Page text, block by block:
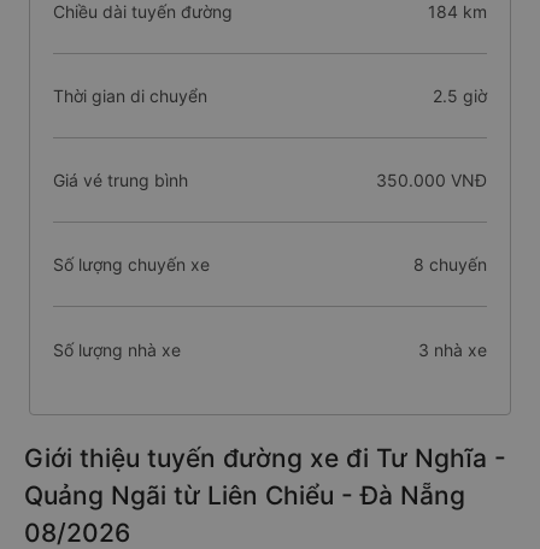
Chiều dài tuyến đường 184 km
Thời gian di chuyển 2.5 giờ
Giá vé trung bình 350.000 VNĐ
Số lượng chuyến xe 8 chuyến
Số lượng nhà xe 3 nhà xe
Giới thiệu tuyến đường xe đi Tư Nghĩa -
Quảng Ngãi từ Liên Chiểu - Đà Nẵng
08/2026